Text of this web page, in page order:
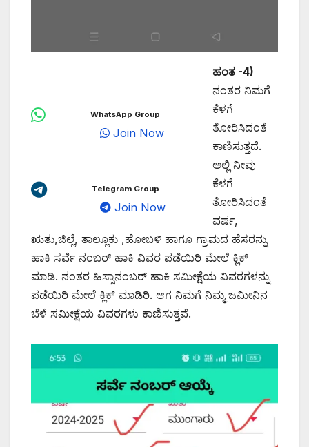
WhatsApp Group
Join Now
Telegram Group
Join Now
ಹಂತ -4)
ನಂತರ ನಿಮಗೆ
ಕೆಳಗೆ
ತೋರಿಸಿದಂತೆ
ಕಾಣಿಸುತ್ತದೆ.
ಅಲ್ಲಿ ನೀವು
ಕೆಳಗೆ
ತೋರಿಸಿದಂತೆ
ವರ್ಷ,
ಋತು,ಜಿಲ್ಲೆ, ತಾಲ್ಲೂಕು ,ಹೋಬಳಿ ಹಾಗೂ ಗ್ರಾಮದ ಹೆಸರನ್ನು
ಹಾಕಿ ಸರ್ವೆ ನಂಬರ್ ಹಾಕಿ ವಿವರ ಪಡೆಯಿರಿ ಮೇಲೆ ಕ್ಲಿಕ್
ಮಾಡಿ. ನಂತರ ಹಿಸ್ಸಾನಂಬರ್ ಹಾಕಿ ಸಮೀಕ್ಷೆಯ ವಿವರಗಳನ್ನು
ಪಡೆಯಿರಿ ಮೇಲೆ ಕ್ಲಿಕ್ ಮಾಡಿರಿ. ಆಗ ನಿಮಗೆ ನಿಮ್ಮ ಜಮೀನಿನ
ಬೆಳೆ ಸಮೀಕ್ಷೆಯ ವಿವರಗಳು ಕಾಣಿಸುತ್ತವೆ.